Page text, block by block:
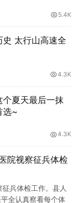
5.4K
史 太行山高速全
4.3K
夏天最后一抹
选~
4.3K
院视察征兵体检
兵体检工作。县人
全认真察看每个体